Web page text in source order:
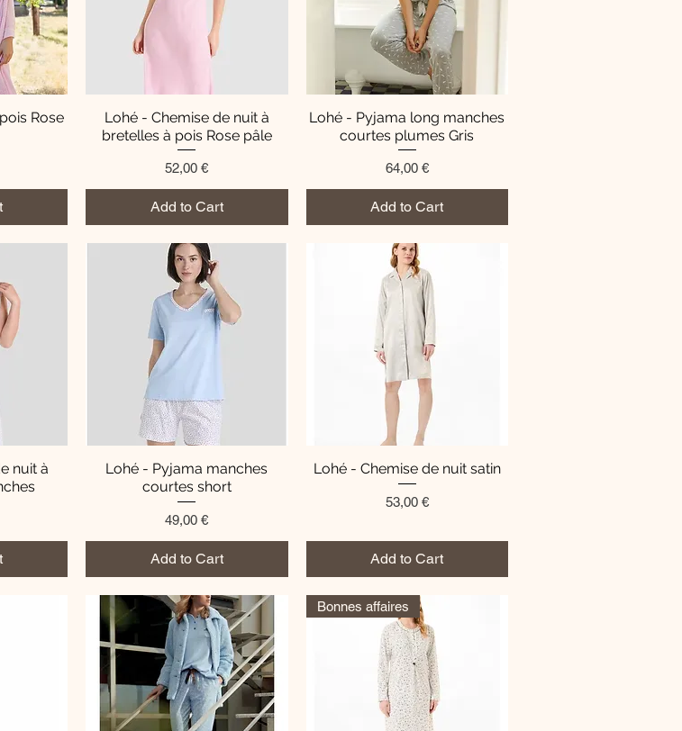
Rose
Quick View
Lohé - Chemise de nuit à
bretelles à pois Rose pâle
Price
52,00 €
Add to Cart
Quick View
Lohé - Pyjama long manches
courtes plumes Gris
Price
64,00 €
Add to Cart
nuit à
Quick View
Lohé - Pyjama manches
courtes short
Price
49,00 €
Add to Cart
Quick View
Lohé - Chemise de nuit satin
Price
53,00 €
Add to Cart
Bonnes affaires